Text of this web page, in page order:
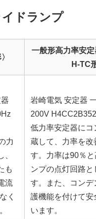
イドランプ
一般形高力率安
H-TC
力
も
流
く
岩崎電気 安定器
200V H4CC2B352
低力率安定器にコ
蔵して、力率を改
す。力率は90％
ンプの点灯回路
す。また、コンデ
護機能を付けて安
います。